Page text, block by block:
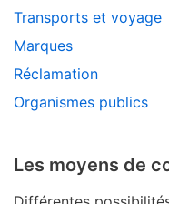
Transports et voyage
Marques
Réclamation
Organismes publics
Les moyens de